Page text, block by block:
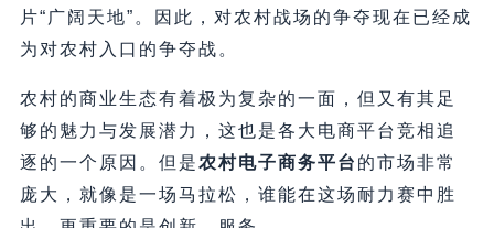
片“广阔天地”。因此，对农村战场的争夺现在已经成
为对农村入口的争夺战。
农村的商业生态有着极为复杂的一面，但又有其足
够的魅力与发展潜力，这也是各大电商平台竞相追
逐的一个原因。但是农村电子商务平台 的市场非常
庞大，就像是一场马拉松，谁能在这场耐力赛中胜